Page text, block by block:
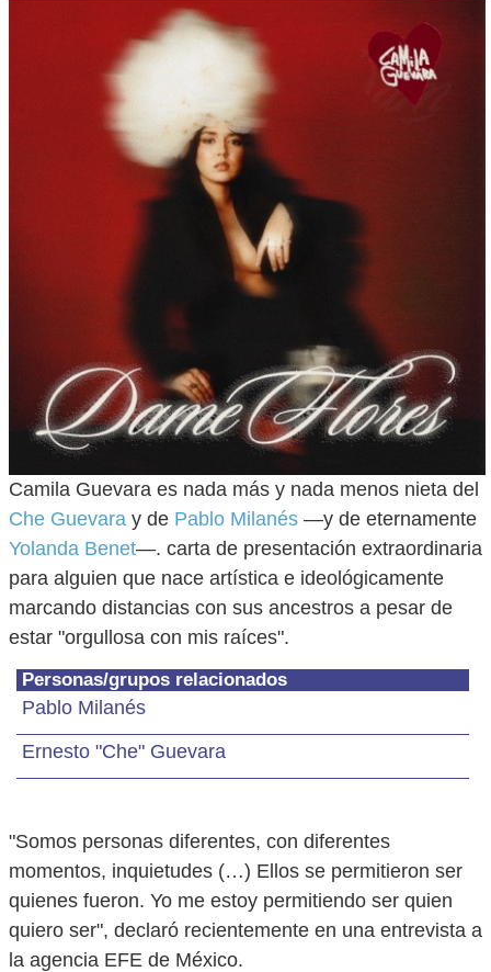
Camila Guevara es nada más y nada menos nieta del
Che Guevara y de Pablo Milanés —y de eternamente
Yolanda Benet—. carta de presentación extraordinaria
para alguien que nace artística e ideológicamente
marcando distancias con sus ancestros a pesar de
estar "orgullosa con mis raíces".
Personas/grupos relacionados
Pablo Milanés
Ernesto "Che" Guevara
"Somos personas diferentes, con diferentes
momentos, inquietudes (…) Ellos se permitieron ser
quienes fueron. Yo me estoy permitiendo ser quien
quiero ser", declaró recientemente en una entrevista a
la agencia EFE de México.